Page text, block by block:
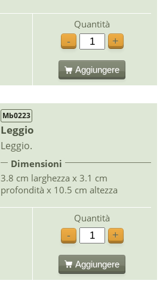
Quantità
-
+
Aggiungere
Mb0223
Leggio
Leggio.
Dimensioni
3.8 cm larghezza x 3.1 cm
profondità x 10.5 cm altezza
Quantità
-
+
Aggiungere